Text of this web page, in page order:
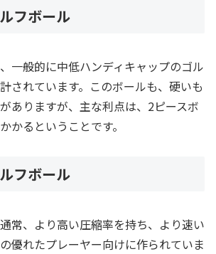
フボール
一般的に中低ハンディキャップのゴル
されています。このボールも、硬いも
ありますが、主な利点は、2ピースボ
かるということです。
フボール
常、より高い圧縮率を持ち、より速い
優れたプレーヤー向けに作られていま